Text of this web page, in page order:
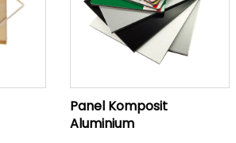
Panel Komposit
Aluminium